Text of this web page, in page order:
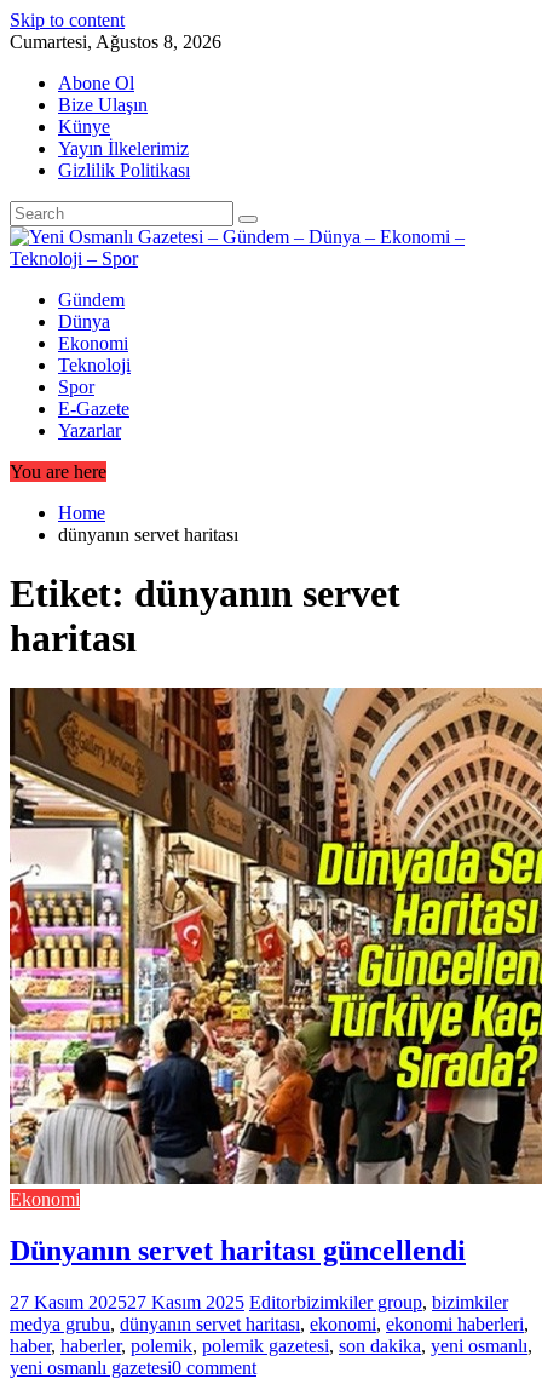
Skip to content
Cumartesi, Ağustos 8, 2026
Abone Ol
Bize Ulaşın
Künye
Yayın İlkelerimiz
Gizlilik Politikası
Gündem
Dünya
Ekonomi
Teknoloji
Spor
E-Gazete
Yazarlar
You are here
Home
dünyanın servet haritası
Etiket: dünyanın servet
haritası
Ekonomi
Dünyanın servet haritası güncellendi
27 Kasım 202527 Kasım 2025 Editorbizimkiler group, bizimkiler
medya grubu, dünyanın servet haritası, ekonomi, ekonomi haberleri,
haber, haberler, polemik, polemik gazetesi, son dakika, yeni osmanlı,
yeni osmanlı gazetesi0 comment